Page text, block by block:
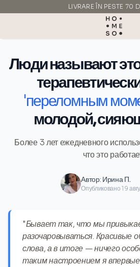
LIVRARE ÎN PESTE 70
FABRICAT ÎN
Люди называют
'переломным
молодой,
Более 3 лет ежедневного
что это
Автор: Ирина П.
Опубликовано 19
"Бывает так, что мы
разочаровываться. Красивые
слова, а в итоге — ничего
таким настроением я впервые